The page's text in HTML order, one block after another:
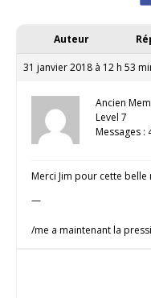
Auteur
31 janvier 2018 à 12 h 53
Ancien
Level 7
Messages :
Merci Jim pour cette belle
—
/me a maintenant la